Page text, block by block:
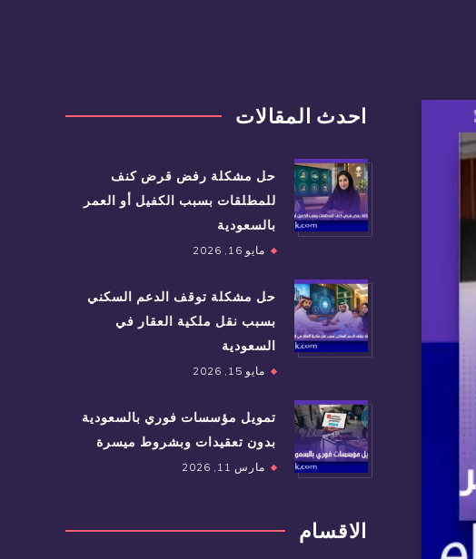
احدث المقالات
حل مشكلة رفض قرض كنف
للمطلقات بسبب الكفيل أو العمر
بالسعودية
مايو 16, 2026
حل مشكلة توقف الدعم السكني
بسبب نقل ملكية العقار في
السعودية
مايو 15, 2026
تمويل مؤسسات فوري بالسعودية
بدون تعقيدات وبشروط ميسرة
مارس 11, 2026
الاقسام